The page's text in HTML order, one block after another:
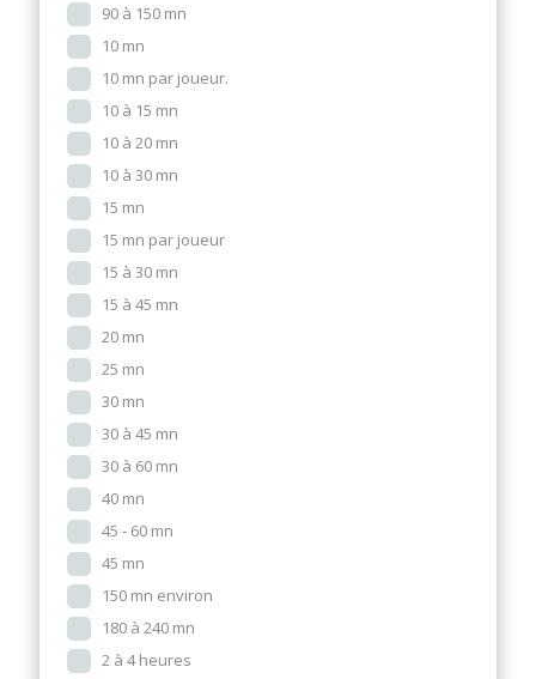
90 à 150 mn
10 mn
10 mn par joueur.
10 à 15 mn
10 à 20 mn
10 à 30 mn
15 mn
15 mn par joueur
15 à 30 mn
15 à 45 mn
20 mn
25 mn
30 mn
30 à 45 mn
30 à 60 mn
40 mn
45 - 60 mn
45 mn
150 mn environ
180 à 240 mn
2 à 4 heures